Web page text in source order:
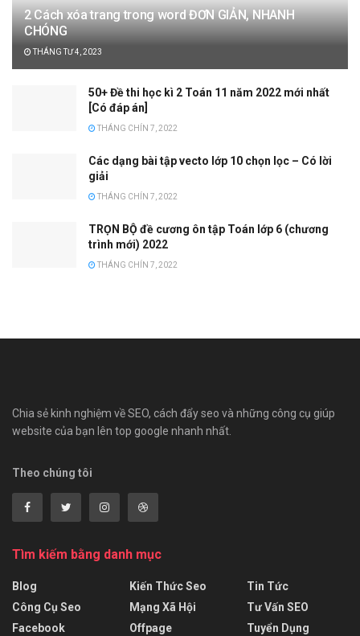
2 Cách xóa trang trong word ĐƠN GIẢN, NHANH
CHÓNG
THÁNG TƯ 4, 2023
50+ Đề thi học kì 2 Toán 11 năm 2022 mới nhất
[Có đáp án]
THÁNG CHÍN 7, 2022
Các dạng bài tập vecto lớp 10 chọn lọc – Có lời
giải
THÁNG CHÍN 7, 2022
TRỌN BỘ đề cương ôn tập Toán lớp 6 (chương
trình mới) 2022
THÁNG CHÍN 7, 2022
Chia sẻ kinh nghiệm về SEO, cách đẩy seo và những công cụ giúp
website của bạn lên top google nhanh nhất.
Theo chúng tôi
Tìm kiếm bằng danh mục
Blog
Công Cụ Seo
Facebook
Kiến Thức Seo
Mạng Xã Hội
Offpage
Tin Tức
Tư Vấn SEO
Tuyển Dụng